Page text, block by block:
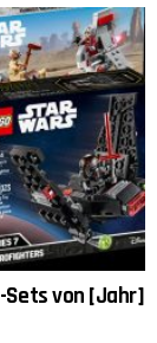
Sets von [Jahr]